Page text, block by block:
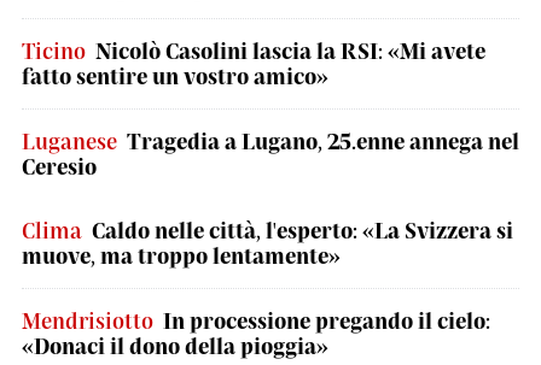
Ticino Nicolò Casolini lascia la RSI: «Mi avete
fatto sentire un vostro amico»
Luganese Tragedia a Lugano, 25.enne annega nel
Ceresio
Clima Caldo nelle città, l'esperto: «La Svizzera si
muove, ma troppo lentamente»
Mendrisiotto In processione pregando il cielo:
«Donaci il dono della pioggia»